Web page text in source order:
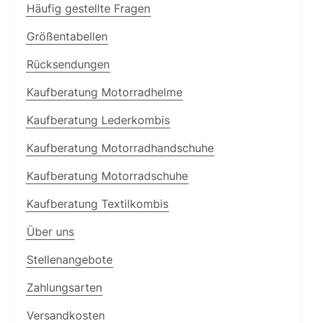
Häufig gestellte Fragen
Größentabellen
Rücksendungen
Kaufberatung Motorradhelme
Kaufberatung Lederkombis
Kaufberatung Motorradhandschuhe
Kaufberatung Motorradschuhe
Kaufberatung Textilkombis
Über uns
Stellenangebote
Zahlungsarten
Versandkosten